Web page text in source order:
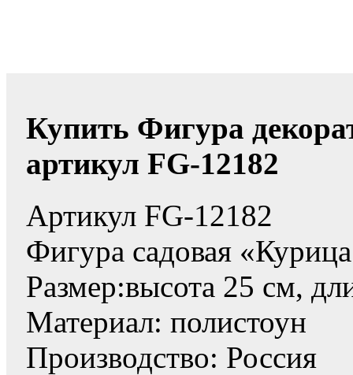
Купить Фигура
артикул FG-12182
Артикул FG-12182
Фигура садовая
Размер:высота 25 см,
Материал: полистоун
Производство: Россия